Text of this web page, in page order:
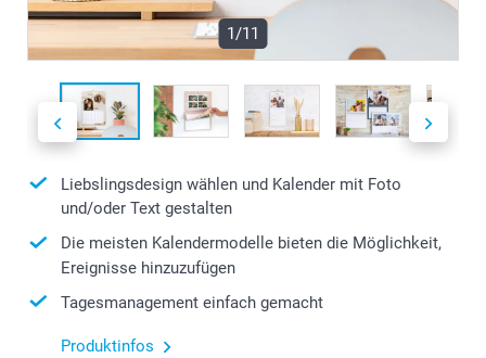
1/11
Liebslingsdesign wählen und Kalender mit Foto
und/oder Text gestalten
Die meisten Kalendermodelle bieten die Möglichkeit,
Ereignisse hinzuzufügen
Tagesmanagement einfach gemacht
Produktinfos